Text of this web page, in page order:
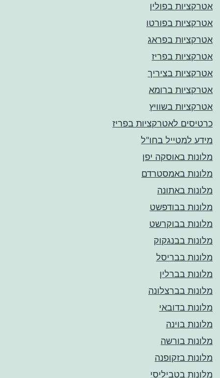
אטרקציות בפולין
אטרקציות בפורטו
אטרקציות בפראג
אטרקציות בפריז
אטרקציות בציריך
אטרקציות ברומא
אטרקציות בשוויץ
כרטיסים לאטרקציות בפריז
מידע למטייל בחו"ל
מלונות באוסקה יפן
מלונות באמסטרדם
מלונות באתונה
מלונות בבודפשט
מלונות בבוקרשט
מלונות בבנגקוק
מלונות בבריסל
מלונות בברלין
מלונות בברצלונה
מלונות בדובאי
מלונות בוינה
מלונות בורשה
מלונות בזקופנה
מלונות בטביליסי